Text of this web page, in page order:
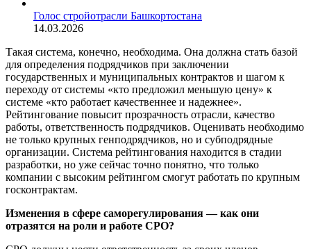
Голос стройотрасли Башкортостана
14.03.2026
Такая система, конечно, необходима. Она должна стать базой
для определения подрядчиков при заключении
государственных и муниципальных контрактов и шагом к
переходу от системы «кто предложил меньшую цену» к
системе «кто работает качественнее и надежнее».
Рейтингование повысит прозрачность отрасли, качество
работы, ответственность подрядчиков. Оценивать необходимо
не только крупных генподрядчиков, но и субподрядные
организации. Система рейтингования находится в стадии
разработки, но уже сейчас точно понятно, что только
компании с высоким рейтингом смогут работать по крупным
госконтрактам.
Изменения в сфере саморегулирования — как они
отразятся на роли и работе СРО?